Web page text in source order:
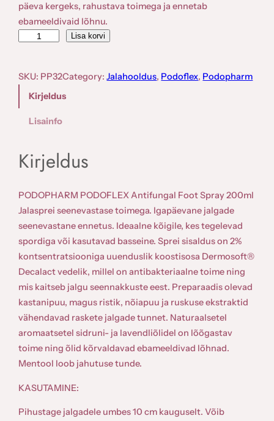
päeva kergeks, rahustava toimega ja ennetab
ebameeldivaid lõhnu.
O
M
O
D
L
E
A
f
n
Lisa korvi
SKU: PP32Category:Jalahooldus, Podoflex, Podopharm
Kirjeldus
Lisainfo
Kirjeldus
PODOPHARM PODOFLEX Antifungal Foot Spray 200ml
Jalasprei seenevastase toimega. Igapäevane jalgade
seenevastane ennetus. Ideaalne kõigile, kes tegelevad
spordiga või kasutavad basseine. Sprei sisaldus on 2%
kontsentratsiooniga uuenduslik koostisosa Dermosoft®
Decalact vedelik, millel on antibakteriaalne toime ning
mis kaitseb jalgu seennakkuste eest. Preparaadis olevad
kastanipuu, magus ristik, nõiapuu ja ruskuse ekstraktid
vähendavad raskete jalgade tunnet. Naturaalsetel
aromaatsetel sidruni- ja lavendliõlidel on lõõgastav
toime ning õlid kõrvaldavad ebameeldivad lõhnad.
Mentool loob jahutuse tunde.
KASUTAMINE:
Pihustage jalgadele umbes 10 cm kauguselt. Võib